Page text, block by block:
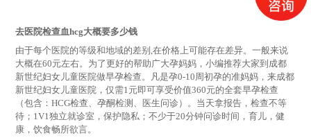
去医院检查血hcg大概要多少钱
由于每个医院的等级和地域的差别,在价格上可能存在差异。一般来说
大概在60元左右。为了更好的帮助广大孕妈妈，小编推荐大家到成都
新世纪妇女儿童医院做早孕检查。凡是孕0-10周初孕的准妈妈，来成都
新世纪妇女儿童医院，仅需1元即可享受价值360元的全套早孕检查
（包含：HCG检查、孕酮检测、医生问诊）。当天拿报告，检查不等
待；1V1独立就诊室，保护隐私；不少于20分钟问诊时间，育儿，健
康，饮食畅所欲言。